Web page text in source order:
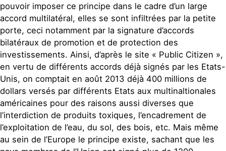
pouvoir imposer ce principe dans le cadre d’un large
accord multilatéral, elles se sont infiltrées par la petite
porte, ceci notamment par la signature d’accords
bilatéraux de promotion et de protection des
investissements. Ainsi, d’après le site « Public Citizen »,
en vertu de différents accords déjà signés par les Etats-
Unis, on comptait en août 2013 déjà 400 millions de
dollars versés par différents Etats aux multinaltionales
américaines pour des raisons aussi diverses que
l’interdiction de produits toxiques, l’encadrement de
l’exploitation de l’eau, du sol, des bois, etc. Mais même
au sein de l’Europe le principe existe, sachant que les